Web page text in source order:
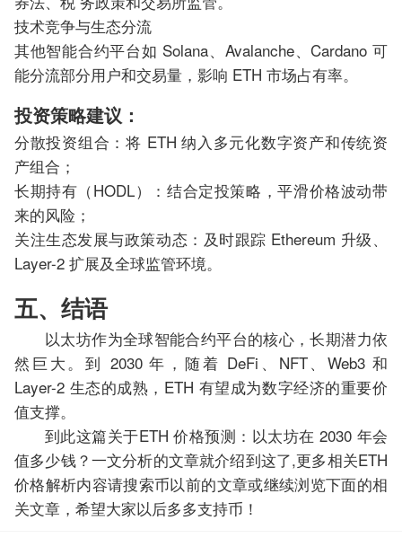
技术竞争与生态分流
其他智能合约平台如 Solana、Avalanche、Cardano 可
能分流部分用户和交易量，影响 ETH 市场占有率。
投资策略建议：
分散投资组合：将 ETH 纳入多元化数字资产和传统资
产组合；
长期持有（HODL）：结合定投策略，平滑价格波动带
来的风险；
关注生态发展与政策动态：及时跟踪 Ethereum 升级、
Layer-2 扩展及全球监管环境。
五、结语
以太坊作为全球智能合约平台的核心，长期潜力依
然巨大。到 2030 年，随着 DeFi、NFT、Web3 和
Layer-2 生态的成熟，ETH 有望成为数字经济的重要价
值支撑。
到此这篇关于ETH 价格预测：以太坊在 2030 年会
值多少钱？一文分析的文章就介绍到这了,更多相关ETH
价格解析内容请搜索币以前的文章或继续浏览下面的相
关文章，希望大家以后多多支持币！